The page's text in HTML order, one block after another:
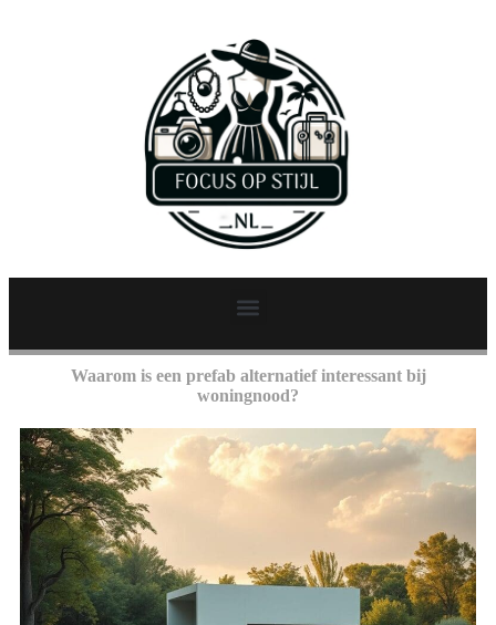
Waarom is een prefab alternatief interessant bij
woningnood?